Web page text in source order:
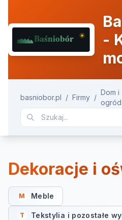
-
basniobor.pl / Firmy /
Dom i
ogród
Dekoracje i
M Meble
T Tekstylia i pozostałe